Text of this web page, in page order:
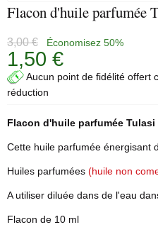
Flacon d'huile parfumée
3,00 € Économisez 50%
1,50 €
Aucun point de fidélité offert
réduction
Flacon d'huile parfumée Tulasi
Cette huile parfumée énergisant
Huiles parfumées (huile non
A utiliser diluée dans de l'eau
Flacon de 10 ml